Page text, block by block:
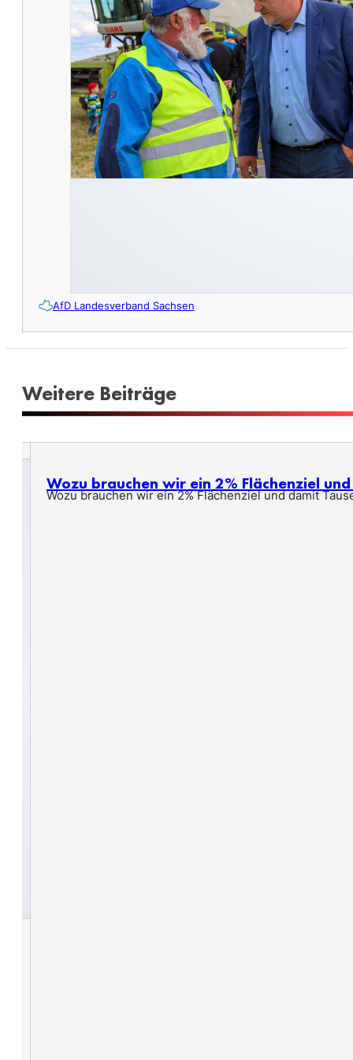
AfD Landesverband Sachsen
Weitere Beiträge
Wozu brauchen wir ein 2% Flächenziel
Wozu brauchen wir ein 2% Flächenziel und damit